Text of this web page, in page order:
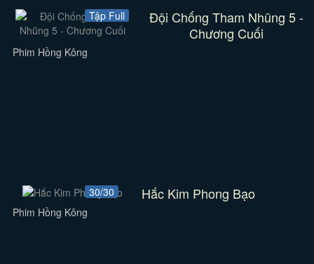
Tập Full
Đội Chống Tham Nhũng 5 -
Chương Cuối
Phim Hồng Kông
30/30 Hắc Kim Phong Bạo
Phim Hồng Kông